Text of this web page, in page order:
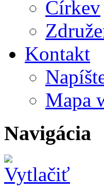
Církev
Kontakt
Mapa
Navigácia